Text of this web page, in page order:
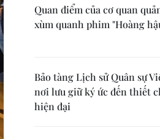
Quan điểm của cơ quan
xùm quanh phim "Hoàng
Bảo tàng Lịch sử Quân sự
nơi lưu giữ ký ức đến thiết
hiện đại